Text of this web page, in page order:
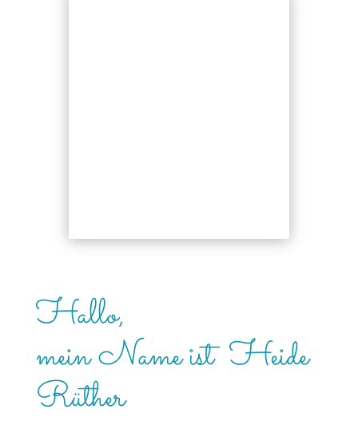
Hallo,
mein Name ist Heide
Rüther